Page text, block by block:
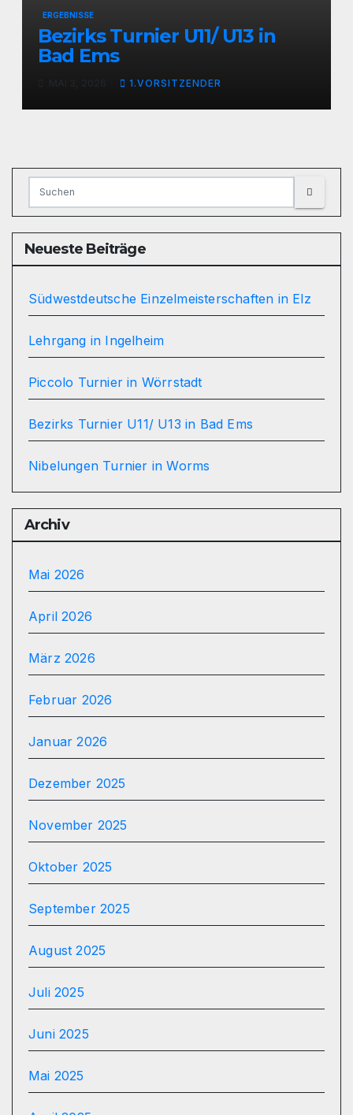
ERGEBNISSE
Bezirks Turnier U11/ U13 in
Bad Ems
1.VORSITZENDER
Neueste Beiträge
Südwestdeutsche Einzelmeisterschaften in Elz
Lehrgang in Ingelheim
Piccolo Turnier in Wörrstadt
Bezirks Turnier U11/ U13 in Bad Ems
Nibelungen Turnier in Worms
Archiv
Mai 2026
April 2026
März 2026
Februar 2026
Januar 2026
Dezember 2025
November 2025
Oktober 2025
September 2025
August 2025
Juli 2025
Juni 2025
Mai 2025